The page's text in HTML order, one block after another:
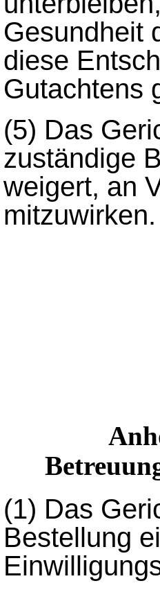
Gesundheit
diese
Gutachtens
(5) Das
zuständige
weigert, an
mitzuwirken.
(1) Das
Bestellung